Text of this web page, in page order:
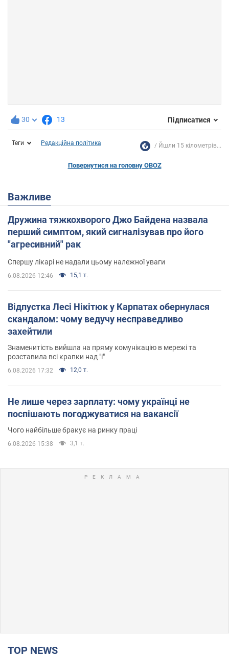
30 13 Підписатися
Теги Редакційна політика Йшли 15 кілометрів...
Повернутися на головну OBOZ
Важливе
Дружина тяжкохворого Джо Байдена назвала
перший симптом, який сигналізував про його
"агресивний" рак
Спершу лікарі не надали цьому належної уваги
6.08.2026 12:46 15,1 т.
Відпустка Лесі Нікітюк у Карпатах обернулася
скандалом: чому ведучу несправедливо
захейтили
Знаменитість вийшла на пряму комунікацію в мережі та
розставила всі крапки над "і"
6.08.2026 17:32 12,0 т.
Не лише через зарплату: чому українці не
поспішають погоджуватися на вакансії
Чого найбільше бракує на ринку праці
6.08.2026 15:38 3,1 т.
TOP NEWS